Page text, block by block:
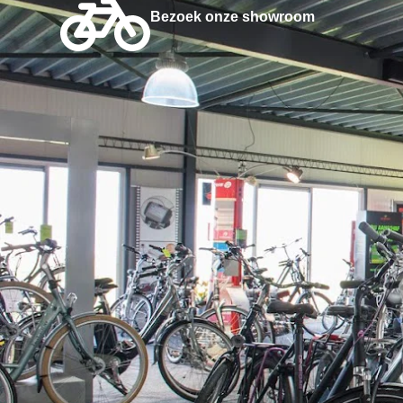
Bezoek onze showroom